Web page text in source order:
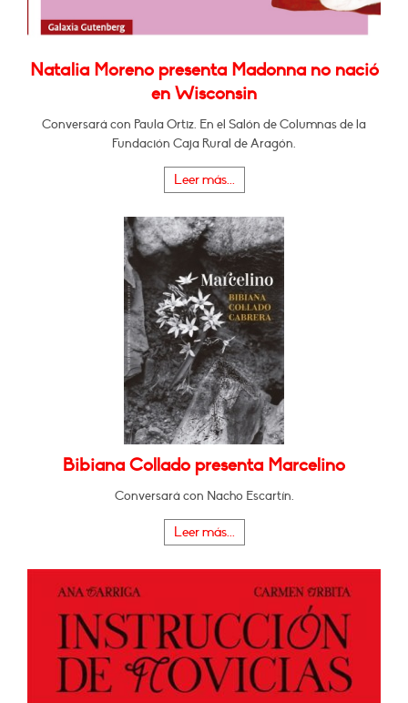
Natalia Moreno presenta Madonna no nació
en Wisconsin
Conversará con Paula Ortiz. En el Salón de Columnas de la
Fundación Caja Rural de Aragón.
Leer más...
Bibiana Collado presenta Marcelino
Conversará con Nacho Escartín.
Leer más...